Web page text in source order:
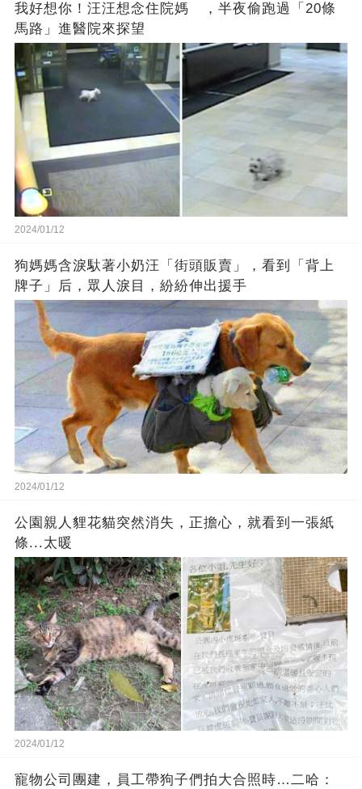
我好想你！汪汪想念住院媽 ，半夜偷跑過「20條
馬路」進醫院來探望
2024/01/12
狗媽媽含淚馱著小奶汪「街頭販賣」，看到「背上
牌子」后，眾人淚目，紛紛伸出援手
2024/01/12
公園親人貍花貓突然消失，正擔心，就看到一張紙
條...太暖
2024/01/12
寵物公司團建，員工帶狗子們拍大合照時…二哈：